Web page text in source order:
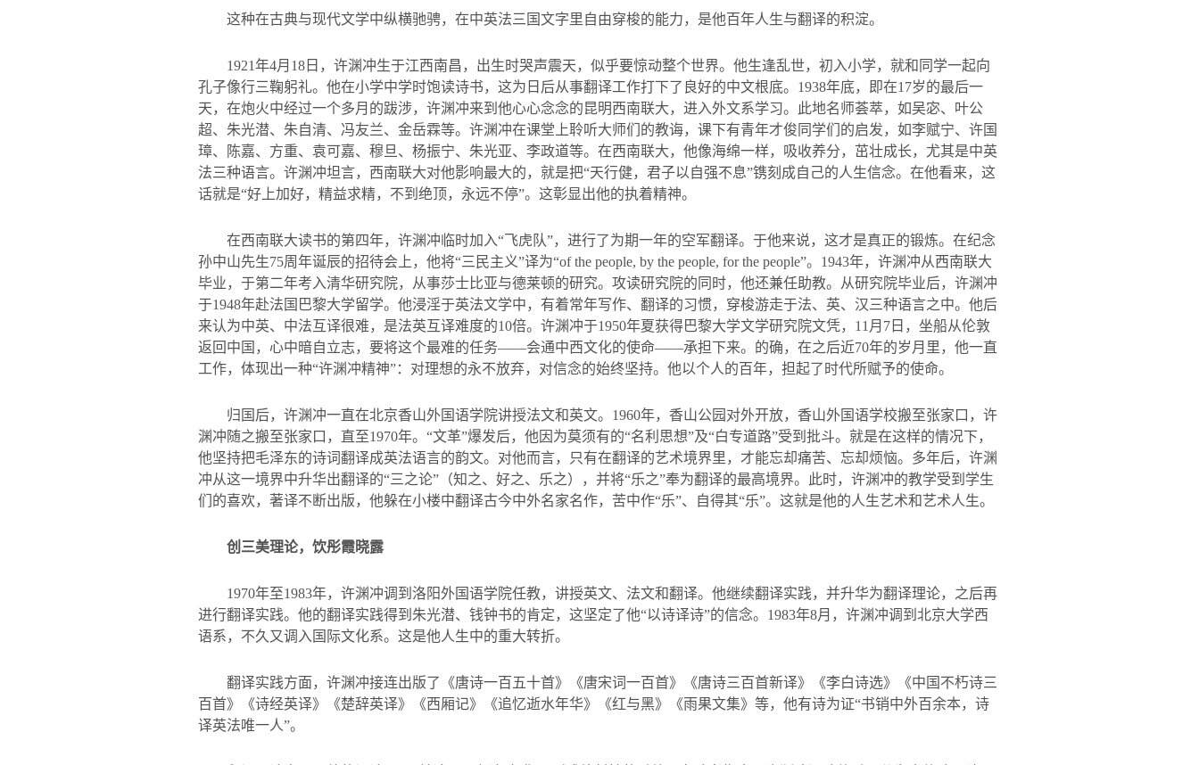
这种在古典与现代文学中纵横驰骋，在中英法三国文字里自由穿梭的能力，是他百年人生与翻译的积淀。
1921年4月 18 日，许渊冲生于江西南昌，出生时哭声震天，似乎要惊动整个世界。他生逢乱世，初入小学，就和同学一起向
孔子像行三鞠躬礼。他在小学中学时饱读诗书，这为日后从事翻译工作打下了良好的中文根底。 1938年底，即在17岁的最后一
天，在炮火中经过一个多月的跋涉，许渊冲来到他心心念念的昆明西南联大，进入外文系学习。此地名师荟萃，如吴宓、叶公
超、朱光潜、朱自清、冯友兰、金岳霖等。许渊冲在课堂上聆听大师们的教诲，课下有青年才俊同学们的启发，如李赋宁、许国
璋、陈嘉、方重、袁可嘉、穆旦、杨振宁、朱光亚、李政道等。在西南联大，他像海绵一样，吸收养分，茁壮成长，尤其是中英
法三种语言。许渊冲坦言，西南联大对他影响最大的，就是把“天行健，君子以自强不息”镌刻成自己的人生信念。在他看来，这
话就是“好上加好，精益求精，不到绝顶，永远不停”。这彰显出他的执着精神。
在西南联大读书的第四年，许渊冲临时加入“飞虎队”，进行了为期一年的空军翻译。于他来说，这才是真正的锻炼。在纪念
孙中山先生75周年诞辰的招待会上，他将“三民主义”译为“of the people, by the people, for the people”。 1943年，许渊冲从西南联大
毕业，于第二年考入清华研究院，从事莎士比亚与德莱顿的研究。攻读研究院的同时，他还兼任助教。从研究院毕业后，许渊冲
于1948年赴法国巴黎大学留学。他浸淫于英法文学中，有着常年写作、翻译的习惯，穿梭游走于法、英、汉三种语言之中。他后
来认为中英、中法互译很难，是法英互译难度的10倍。许渊冲于1950年夏获得巴黎大学文学研究院文凭， 11 月 7 日，坐船从伦敦
返回中国，心中暗自立志，要将这个最难的任务——会通中西文化的使命——承担下来。的确，在之后近70年的岁月里，他一直
工作，体现出一种“许渊冲精神”：对理想的永不放弃，对信念的始终坚持。他以个人的百年，担起了时代所赋予的使命。
归国后，许渊冲一直在北京香山外国语学院讲授法文和英文。 1960年，香山公园对外开放，香山外国语学校搬至张家口，许
渊冲随之搬至张家口，直至1970年。“文革”爆发后，他因为莫须有的“名利思想”及“白专道路”受到批斗。就是在这样的情况下，
他坚持把毛泽东的诗词翻译成英法语言的韵文。对他而言，只有在翻译的艺术境界里，才能忘却痛苦、忘却烦恼。多年后，许渊
冲从这一境界中升华出翻译的“三之论”（知之、好之、乐之），并将“乐之”奉为翻译的最高境界。此时，许渊冲的教学受到学生
们的喜欢，著译不断出版，他躲在小楼中翻译古今中外名家名作，苦中作“乐”、自得其“乐”。这就是他的人生艺术和艺术人生。
创三美理论，饮彤霞晓露
1970年至1983年，许渊冲调到洛阳外国语学院任教，讲授英文、法文和翻译。他继续翻译实践，并升华为翻译理论，之后再
进行翻译实践。他的翻译实践得到朱光潜、钱钟书的肯定，这坚定了他“以诗译诗”的信念。 1983年8月，许渊冲调到北京大学西
语系，不久又调入国际文化系。这是他人生中的重大转折。
翻译实践方面，许渊冲接连出版了《唐诗一百五十首》《唐宋词一百首》《唐诗三百首新译》《李白诗选》《中国不朽诗三
百首》《诗经英译》《楚辞英译》《西厢记》《追忆逝水年华》《红与黑》《雨果文集》等，他有诗为证“书销中外百余本，诗
译英法唯一人”。